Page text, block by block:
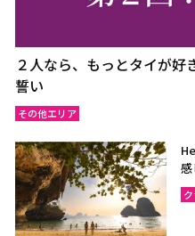
２人なら、もっとタイが好
誓い
その他エリア